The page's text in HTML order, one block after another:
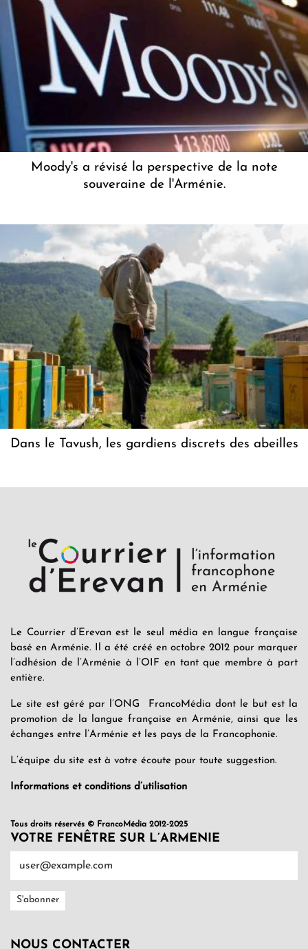
Moody's a révisé la perspective de la note
souveraine de l'Arménie.
Dans le Tavush, les gardiens discrets des abeilles
Le Courrier d’Erevan est le seul média en langue française
basé en Arménie. Il a été créé en octobre 2012 pour marquer
l’adhésion de l’Arménie à l’OIF en tant que membre à part
entière.
Le site est géré par l’ONG FrancoMédia dont le but est la
promotion de la langue française en Arménie, ainsi que les
échanges entre l’Arménie et les pays de la Francophonie.
L’équipe du site est à votre écoute pour toute suggestion.
Informations et conditions d’utilisation
Tous droits réservés © FrancoMédia 2012-2025
VOTRE FENÊTRE SUR L’ARMENIE
NOUS CONTACTER